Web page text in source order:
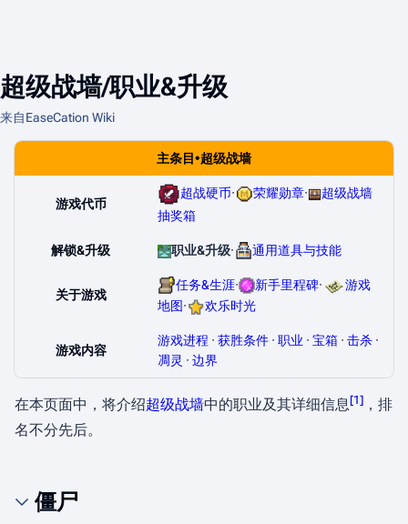
超级战墙/职业&升级
来自EaseCation Wiki
主条目•超级战墙
游戏代币
超战硬币· 荣耀勋章·
超级战墙
抽奖箱
解锁&升级 职业&升级· 通用道具与技能
关于游戏
任务&生涯· 新手里程碑·
游戏
地图· 欢乐时光
游戏内容
游戏进程 · 获胜条件 · 职业 · 宝箱 · 击杀 ·
凋灵 · 边界
在本页面中，将介绍超级战墙中的职业及其详细信息[1] ，排
名不分先后。
僵尸